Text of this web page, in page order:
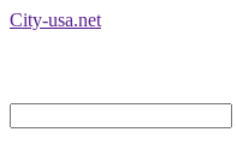
City-usa.net